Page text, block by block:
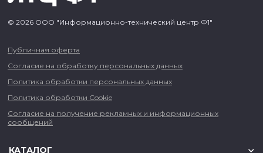
© 2026 ООО "Информационно-технический центр Ф1"
Публичная оферта
Согласие на обработку персональных данных
Политика обработки персональных данных
Политика обработки Cookie
Согласие на получение рекламных и информационных
сообщений
КАТАЛОГ